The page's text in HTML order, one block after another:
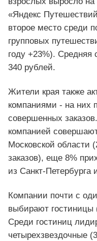
«Яндекс
второе место среди
групповых
году +23%). Средняя
340 рублей.
Жители края также
компаниями - на них
совершенных
компанией
Московской области
заказов), еще 8%
из Санкт-Петербурга
Компании почти с
выбирают гостиницы
Среди гостиниц
четырехзвездочные